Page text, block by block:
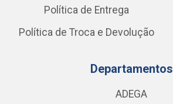
Política de Entrega
Política de Troca e Devolução
Departamentos
ADEGA